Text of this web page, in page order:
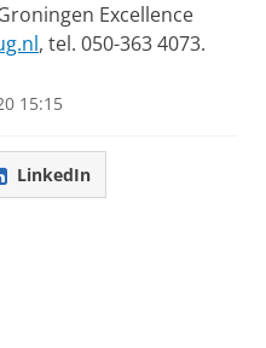
Excellence
, tel. 050-363 4073.
15:15
LinkedIn